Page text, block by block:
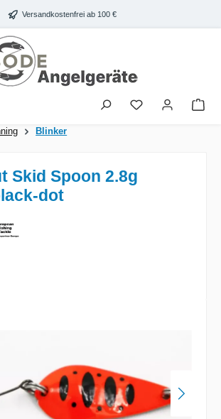
Versandkostenfrei ab 100 €
Blinker
Skid Spoon 2.8g
dot